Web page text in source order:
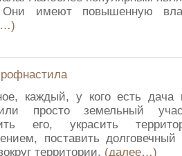
имеют повышенную
каждый, у кого есть дача
просто земельный
его, украсить
поставить
территории. (далее…)